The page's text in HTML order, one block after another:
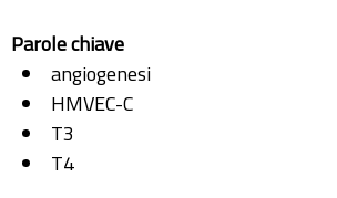
Parole chiave
angiogenesi
HMVEC-C
T3
T4